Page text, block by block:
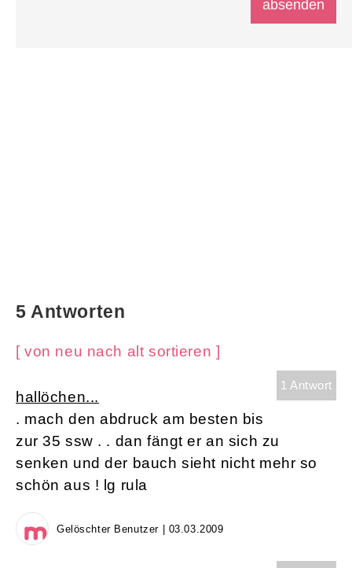
5 Antworten
[ von neu nach alt sortieren ]
1 Antwort
hallöchen...
. mach den abdruck am besten bis
zur 35 ssw . . dan fängt er an sich zu
senken und der bauch sieht nicht mehr so
schön aus ! lg rula
Gelöschter Benutzer | 03.03.2009